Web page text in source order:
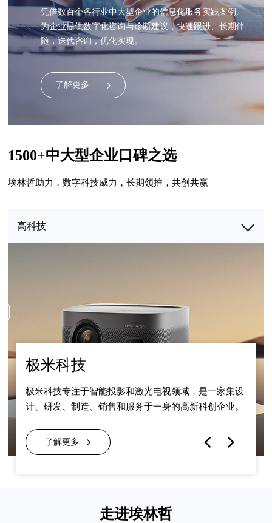
凭借数百个各行业中大型企业的信息化服务实践案例,
为企业提供数字化咨询与诊断建议，快速跟进、长期伴
随，迭代咨询，优化实现。
了解更多
1500+中大型企业口碑之选
埃林哲助力，数字科技威力，长期领推，共创共赢
高科技
极米科技
极米科技专注于智能投影和激光电视领域，是一家集设
计、研发、制造、销售和服务于一身的高新科创企业。
了解更多
走进埃林哲